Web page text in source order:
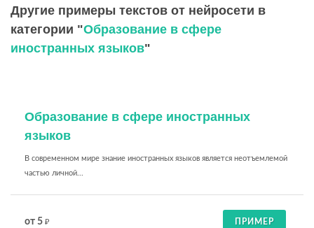
Другие примеры текстов от нейросети в
категории "Образование в сфере
иностранных языков"
Образование в сфере иностранных
языков
В современном мире знание иностранных языков является неотъемлемой
частью личной...
от 5 ₽ ПРИМЕР